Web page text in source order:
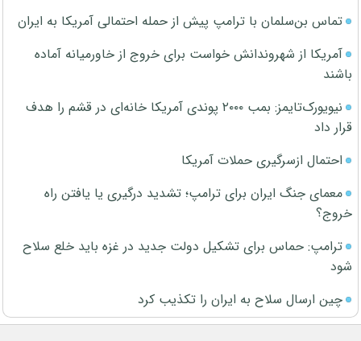
تماس بن‌سلمان با ترامپ پیش از حمله احتمالی آمریکا به ایران
آمریکا از شهروندانش خواست برای خروج از خاورمیانه آماده
باشند
نیویورک‌تایمز: بمب ۲۰۰۰ پوندی آمریکا خانه‌ای در قشم را هدف
قرار داد
احتمال ازسرگیری حملات آمریکا
معمای جنگ ایران برای ترامپ؛ تشدید درگیری یا یافتن راه
خروج؟
ترامپ: حماس برای تشکیل دولت جدید در غزه باید خلع سلاح
شود
چین ارسال سلاح به ایران را تکذیب کرد